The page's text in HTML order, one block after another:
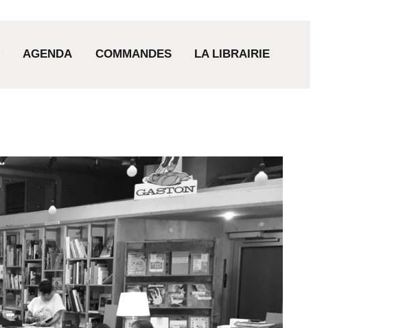
AGENDA COMMANDES LA LIBRAIRIE